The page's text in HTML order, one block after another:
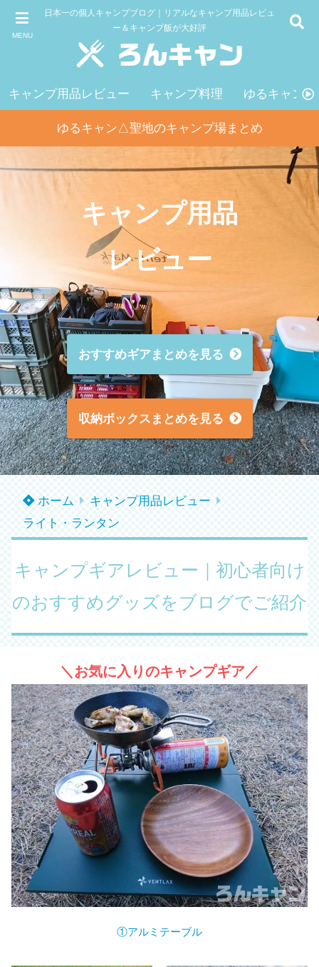
MENU
日本一の個人キャンプブログ｜リアルなキャンプ用品レビュ
ー＆キャンプ飯が大好評
キャンプ用品レビュー キャンプ料理 ゆるキャン△
ゆるキャン△聖地のキャンプ場まとめ
キャンプ用品
レビュー
おすすめギアまとめを見る
収納ボックスまとめを見る
ホーム
キャンプ用品レビュー
ライト・ランタン
キャンプギアレビュー｜初心者向け
のおすすめグッズをブログでご紹介
＼お気に入りのキャンプギア／
①アルミテーブル